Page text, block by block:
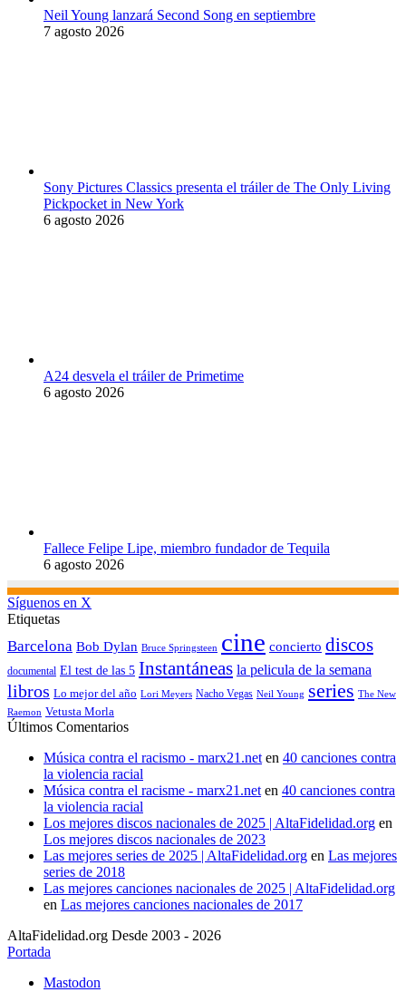
Neil Young lanzará Second Song en septiembre
7 agosto 2026
Sony Pictures Classics presenta el tráiler de The Only Living
Pickpocket in New York
6 agosto 2026
A24 desvela el tráiler de Primetime
6 agosto 2026
Fallece Felipe Lipe, miembro fundador de Tequila
6 agosto 2026
Síguenos en X
Etiquetas
Barcelona Bob Dylan Bruce Springsteen cine concierto discos
documental El test de las 5 Instantáneas la pelicula de la semana
libros Lo mejor del año Lori Meyers Nacho Vegas Neil Young series The New
Raemon Vetusta Morla
Últimos Comentarios
Música contra el racismo - marx21.net en 40 canciones contra
la violencia racial
Música contra el racisme - marx21.net en 40 canciones contra
la violencia racial
Los mejores discos nacionales de 2025 | AltaFidelidad.org en
Los mejores discos nacionales de 2023
Las mejores series de 2025 | AltaFidelidad.org en Las mejores
series de 2018
Las mejores canciones nacionales de 2025 | AltaFidelidad.org
en Las mejores canciones nacionales de 2017
AltaFidelidad.org Desde 2003 - 2026
Portada
Mastodon